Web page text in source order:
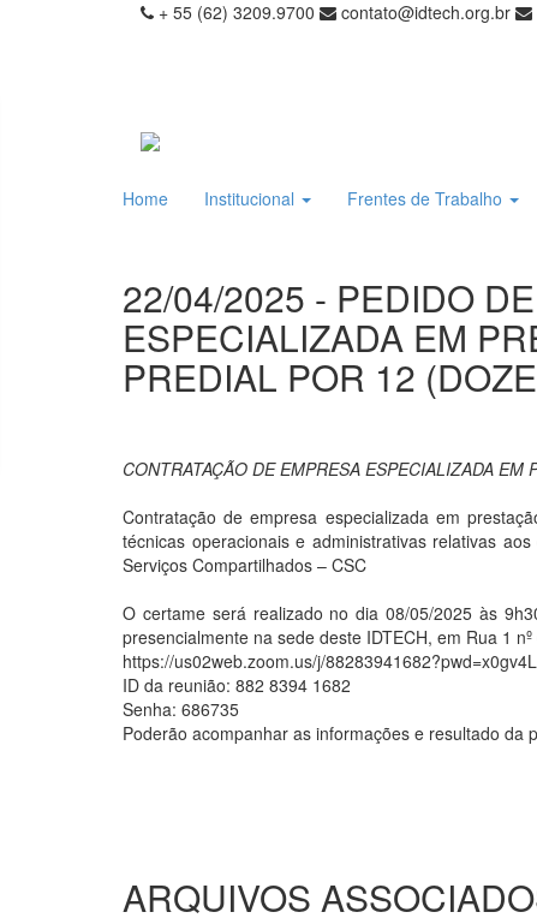
+ 55 (62) 3209.9700 contato@idtech.org.br
Home Institucional Frentes de Trabalho
22/04/2025 - PEDIDO
ESPECIALIZADA EM
PREDIAL POR 12
CONTRATAÇÃO DE EMPRESA ESPECIALIZADA
Contratação de empresa especializada em
técnicas operacionais e administrativas relativas
Serviços Compartilhados – CSC
O certame será realizado no dia 08/05/2025 às
presencialmente na sede deste IDTECH, em Rua 1
https://us02web.zoom.us/j/
ID da reunião: 882 8394 1682
Senha: 686735
Poderão acompanhar as informações e resultado da
ARQUIVOS